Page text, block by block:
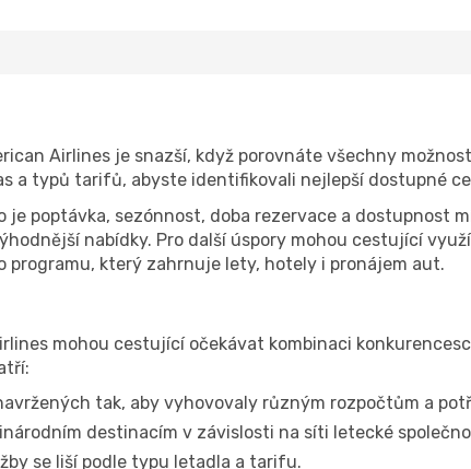
Airlines je snazší, když porovnáte všechny
a typů tarifů, abyste identifikovali nejlepší dostupné
poptávka, sezónnost, doba rezervace a dostupnost
nabídky. Pro další úspory mohou cestující
programu, který zahrnuje lety, hotely i pronájem aut.
mohou cestující očekávat kombinaci
tak, aby vyhovovaly různým rozpočtům a
destinacím v závislosti na síti letecké
se liší podle typu letadla a tarifu.